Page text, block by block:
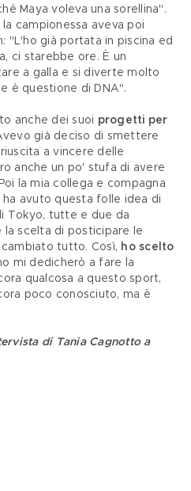
Maya voleva una sorellina".
campionessa aveva poi
"L'ho già portata in piscina ed
ci starebbe ore. È un
a galla e si diverte molto
è questione di DNA".
anche dei suoi progetti per
già deciso di smettere
a vincere delle
anche un po' stufa di avere
la mia collega e compagna
ha avuto questa folle idea di
Tokyo, tutte e due da
la scelta di posticipare le
cambiato tutto. Così, ho scelto
mi dedicherò a fare la
qualcosa a questo sport,
poco conosciuto, ma è
di Tania Cagnotto a